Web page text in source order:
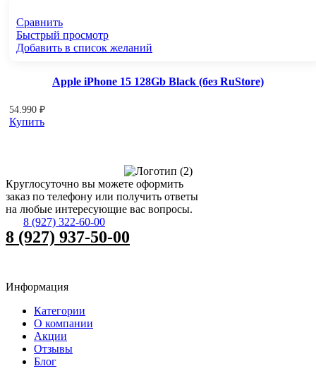
Сравнить
Быстрый просмотр
Добавить в список желаний
Apple iPhone 15 128Gb Black (без RuStore)
54.990 ₽
Купить
Круглосуточно вы можете оформить
заказ по телефону или получить ответы
на любые интересующие вас вопросы.
8 (927) 322-60-00
8 (927) 937-50-00
Информация
Категории
О компании
Акции
Отзывы
Блог